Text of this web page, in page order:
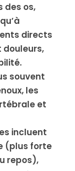
des os,
directs
douleurs,
souvent
les
et
incluent
(plus forte
repos),